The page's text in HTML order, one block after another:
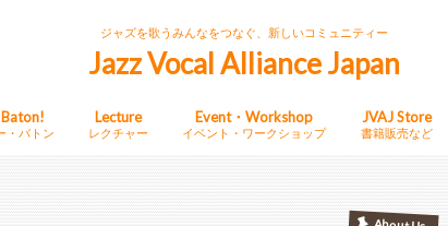
ジャズを歌うみんなをつなぐ、新しいコミュニティー
Jazz Vocal Alliance Japan
Baton!
・バトン
Lecture
レクチャー
Event・Workshop
イベント・ワークショップ
JVAJ Store
書籍販売など